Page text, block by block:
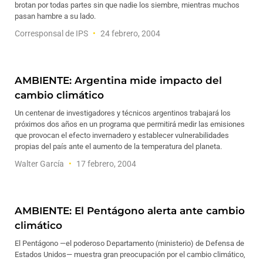
brotan por todas partes sin que nadie los siembre, mientras muchos
pasan hambre a su lado.
Corresponsal de IPS 24 febrero, 2004
AMBIENTE: Argentina mide impacto del
cambio climático
Un centenar de investigadores y técnicos argentinos trabajará los
próximos dos años en un programa que permitirá medir las emisiones
que provocan el efecto invernadero y establecer vulnerabilidades
propias del país ante el aumento de la temperatura del planeta.
Walter García 17 febrero, 2004
AMBIENTE: El Pentágono alerta ante cambio
climático
El Pentágono —el poderoso Departamento (ministerio) de Defensa de
Estados Unidos— muestra gran preocupación por el cambio climático,